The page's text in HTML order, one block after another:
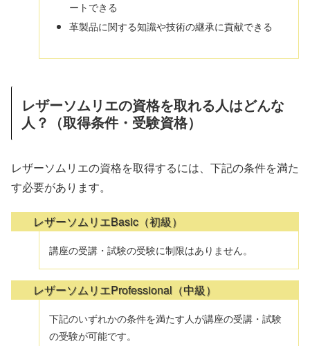
ートできる
革製品に関する知識や技術の継承に貢献できる
レザーソムリエの資格を取れる人はどんな
人？（取得条件・受験資格）
レザーソムリエの資格を取得するには、下記の条件を満た
す必要があります。
レザーソムリエBasic（初級）
講座の受講・試験の受験に制限はありません。
レザーソムリエProfessional（中級）
下記のいずれかの条件を満たす人が講座の受講・試験
の受験が可能です。